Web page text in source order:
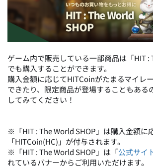
ゲーム内で販売している一部商品は「HIT :
でも購入することができます。
購入金額に応じてHITCoinがたまるマイレ
できたり、限定商品が登場することもある
してみてください！
※「HIT : The World SHOP」は購入金額に
「HITCoin(HC)」が付与されます。
※「HIT : The World SHOP」は「公式サイ
れているバナーからご利用いただけます。